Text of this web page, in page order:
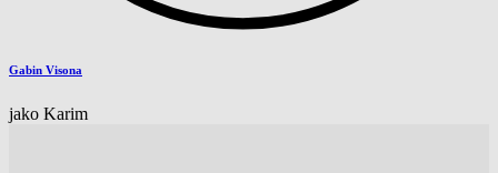
Gabin Visona
jako Karim